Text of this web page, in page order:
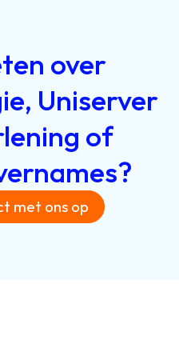
over
Uniserver
of
met ons op